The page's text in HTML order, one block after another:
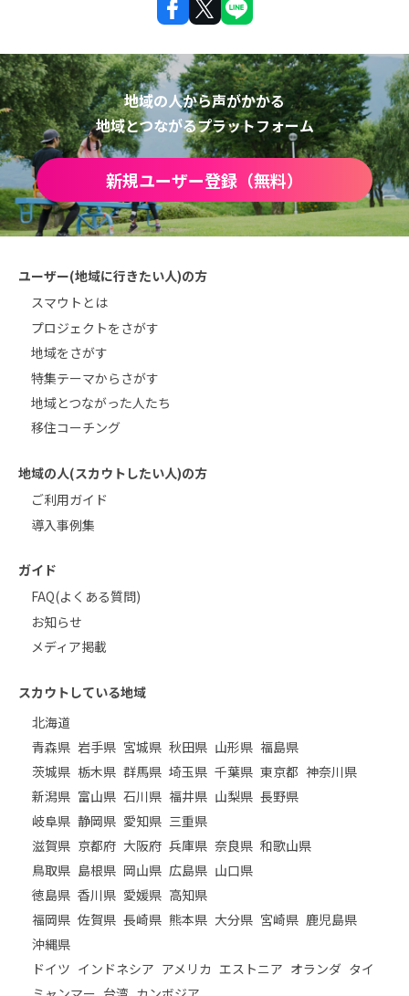
地域の人から声がかかる
地域とつながるプラットフォーム
新規ユーザー登録（無料）
ユーザー(地域に行きたい人)の方
スマウトとは
プロジェクトをさがす
地域をさがす
特集テーマからさがす
地域とつながった人たち
移住コーチング
地域の人(スカウトしたい人)の方
ご利用ガイド
導入事例集
ガイド
FAQ(よくある質問)
お知らせ
メディア掲載
スカウトしている地域
北海道
青森県 岩手県 宮城県 秋田県 山形県 福島県
茨城県 栃木県 群馬県 埼玉県 千葉県 東京都 神奈川県
新潟県 富山県 石川県 福井県 山梨県 長野県
岐阜県 静岡県 愛知県 三重県
滋賀県 京都府 大阪府 兵庫県 奈良県 和歌山県
鳥取県 島根県 岡山県 広島県 山口県
徳島県 香川県 愛媛県 高知県
福岡県 佐賀県 長崎県 熊本県 大分県 宮崎県 鹿児島県
沖縄県
ドイツ インドネシア アメリカ エストニア オランダ タイ